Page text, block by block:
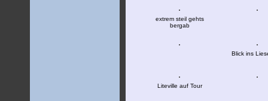
extrem steil gehts
bergab
Blick ins
Liteville auf Tour